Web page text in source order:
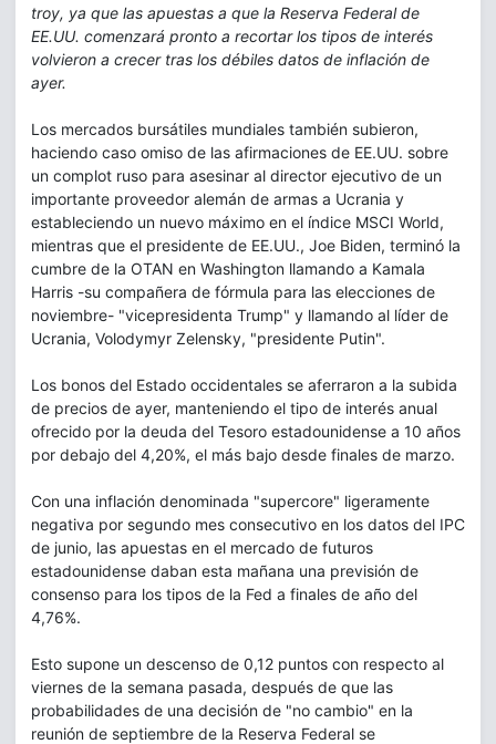
troy, ya que las apuestas a que la Reserva Federal de
EE.UU. comenzará pronto a recortar los tipos de interés
volvieron a crecer tras los débiles datos de inflación de
ayer.
Los mercados bursátiles mundiales también subieron,
haciendo caso omiso de las afirmaciones de EE.UU. sobre
un complot ruso para asesinar al director ejecutivo de un
importante proveedor alemán de armas a Ucrania y
estableciendo un nuevo máximo en el índice MSCI World,
mientras que el presidente de EE.UU., Joe Biden, terminó la
cumbre de la OTAN en Washington llamando a Kamala
Harris -su compañera de fórmula para las elecciones de
noviembre- "vicepresidenta Trump" y llamando al líder de
Ucrania, Volodymyr Zelensky, "presidente Putin".
Los bonos del Estado occidentales se aferraron a la subida
de precios de ayer, manteniendo el tipo de interés anual
ofrecido por la deuda del Tesoro estadounidense a 10 años
por debajo del 4,20%, el más bajo desde finales de marzo.
Con una inflación denominada "supercore" ligeramente
negativa por segundo mes consecutivo en los datos del IPC
de junio, las apuestas en el mercado de futuros
estadounidense daban esta mañana una previsión de
consenso para los tipos de la Fed a finales de año del
4,76%.
Esto supone un descenso de 0,12 puntos con respecto al
viernes de la semana pasada, después de que las
probabilidades de una decisión de "no cambio" en la
reunión de septiembre de la Reserva Federal se